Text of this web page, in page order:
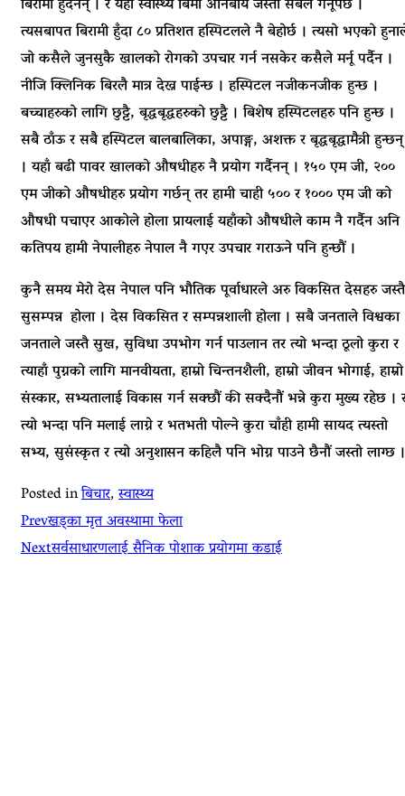
त्यसबापत बिरामी हुँदा ८० प्रतिशत हस्पिटलले नै बेहोर्छ । त्यसो भएको
जो कसैले जुनसुकै खालको रोगको उपचार गर्न नसकेर कसैले मर्नू पर्दैन ।
नीजि क्लिनिक बिरलै मात्र देख्न पाईन्छ । हस्पिटल नजीकनजीक हुन्छ ।
बच्चाहरुको लागि छुट्टै, बृद्धबृद्धहरुको छुट्टै । बिशेष हस्पिटलहरु पनि हुन्छ ।
सबै ठाँऊ र सबै हस्पिटल बालबालिका, अपाङ्ग, अशक्त र बृद्धबृद्धामैत्री हुन्छन्
। यहाँ बढी पावर खालको औषधीहरु नै प्रयोग गर्दैनन् । १५० एम जी, २००
एम जीको औषधीहरु प्रयोग गर्छन् तर हामी चाही ५०० र १००० एम जी को
औषधी पचाएर आकोले होला प्रायलाई यहाँको औषधीले काम नै गर्दैन अनि
कतिपय हामी नेपालीहरु नेपाल नै गएर उपचार गराऊने पनि हुन्छौं ।
कुनै समय मेरो देस नेपाल पनि भौतिक पूर्वाधारले अरु विकसित देसहरु जस्तै
सुसम्पन्न होला । देस विकसित र सम्पन्नशाली होला । सबै जनताले विश्वका
जनताले जस्तै सुख, सुविधा उपभोग गर्न पाउलान तर त्यो भन्दा ठूलो कुरा र
त्याहाँ पुग्नको लागि मानवीयता, हाम्रो चिन्तनशैली, हाम्रो जीवन भोगाई, हाम्रो
संस्कार, सभ्यतालाई विकास गर्न सक्छौं की सक्दैनौं भन्ने कुरा मुख्य रहेछ ।
त्यो भन्दा पनि मलाई लाग्ने र भतभती पोल्ने कुरा चाँही हामी सायद त्यस्तो
सभ्य, सुसंस्कृत र त्यो अनुशासन कहिलै पनि भोग्न पाउने छैनौं जस्तो लाग्छ ।
Posted inबिचार,स्वास्थ्य
Prevखड्का मृत अवस्थामा फेला
Nextसर्वसाधारणलाई सैनिक पोशाक प्रयोगमा कडाई